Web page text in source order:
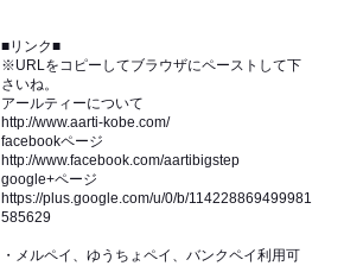
■リンク■
※URLをコピーしてブラウザにペーストして下
さいね。
アールティーについて
http://www.aarti-kobe.com/
facebookページ
http://www.facebook.com/aartibigstep
google+ページ
https://plus.google.com/u/0/b/114228869499981
585629
・メルペイ、ゆうちょペイ、バンクペイ利用可